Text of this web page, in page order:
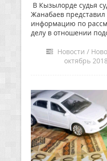
В Кызылорде судья
Жанабаев
информацию по
делу в отношении
Новости /
октябрь